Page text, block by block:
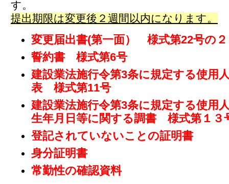
す。
提出期限は変更後２週間以内になります。
変更届出書(第一面） 様式第22号の２
誓約書 様式第6号
建設業法施行令第3条に規定する使用
表 様式第11号
建設業法施行令第3条に規定する使用
生年月日等に関する調書 様式第１３
登記されていないことの証明書
身分証明書
常勤性の確認資料